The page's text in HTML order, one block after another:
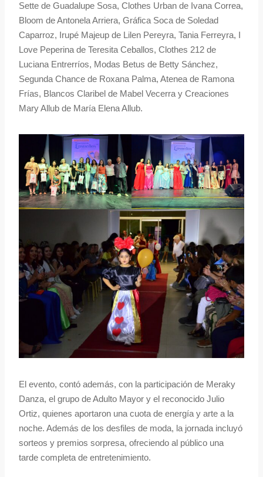
Sette de Guadalupe Sosa, Clothes Urban de Ivana Correa,
Bloom de Antonela Arriera, Gráfica Soca de Soledad
Caparroz, Irupé Majeup de Lilen Pereyra, Tania Ferreyra, I
Love Peperina de Teresita Ceballos, Clothes 212 de
Luciana Entrerríos, Modas Betus de Betty Sánchez,
Segunda Chance de Roxana Palma, Atenea de Ramona
Frías, Blancos Claribel de Mabel Vecerra y Creaciones
Mary Allub de María Elena Allub.
El evento, contó además, con la participación de Meraky
Danza, el grupo de Adulto Mayor y el reconocido Julio
Ortiz, quienes aportaron una cuota de energía y arte a la
noche. Además de los desfiles de moda, la jornada incluyó
sorteos y premios sorpresa, ofreciendo al público una
tarde completa de entretenimiento.